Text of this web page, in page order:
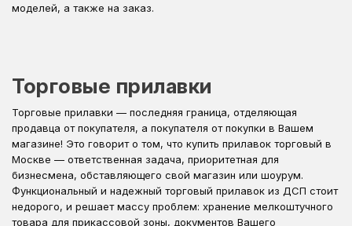
моделей, а также на заказ.
Торговые прилавки
Торговые прилавки — последняя граница, отделяющая
продавца от покупателя, а покупателя от покупки в Вашем
магазине! Это говорит о том, что купить прилавок торговый в
Москве — ответственная задача, приоритетная для
бизнесмена, обставляющего свой магазин или шоурум.
Функциональный и надежный торговый прилавок из ДСП стоит
недорого, и решает массу проблем: хранение мелкоштучного
товара для прикассовой зоны, документов Вашего